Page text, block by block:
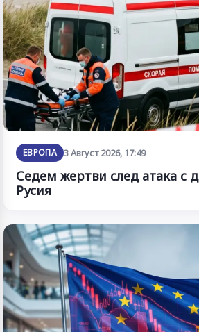
ЕВРОПА 3 Август 2026, 17:49
Седем жертви след атака с
Русия